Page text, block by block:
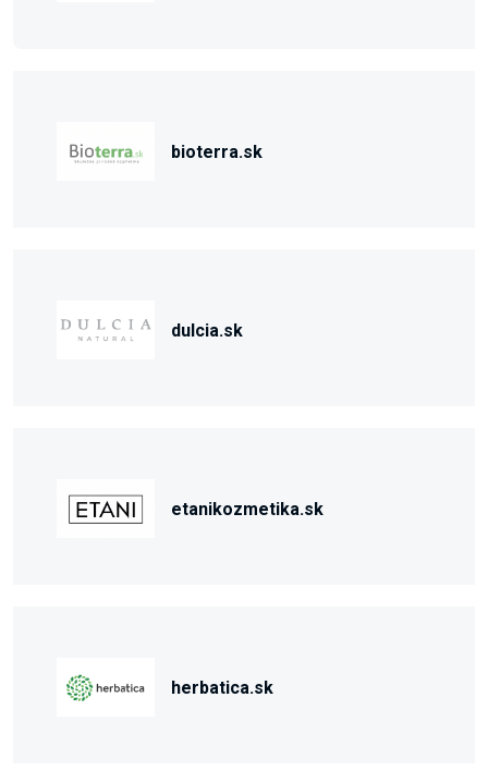
bioterra.sk
dulcia.sk
etanikozmetika.sk
herbatica.sk